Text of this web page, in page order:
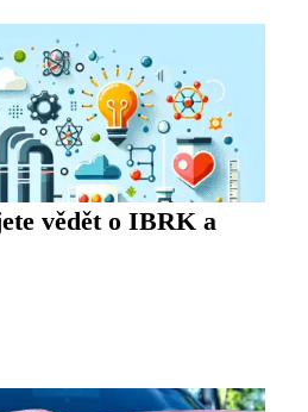
vědět o IBRK a